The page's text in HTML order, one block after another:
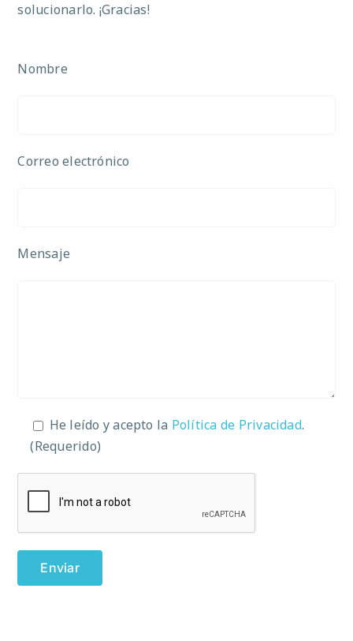
solucionarlo. ¡Gracias!
Nombre
Correo electrónico
Mensaje
He leído y acepto la Política de Privacidad.
(Requerido)